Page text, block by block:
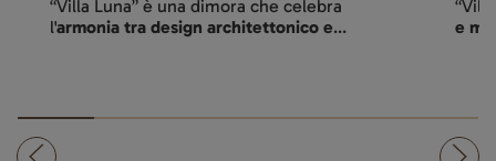
“Villa Luce” incarna un'oasi di tranquillità
e modernità; progettata per...